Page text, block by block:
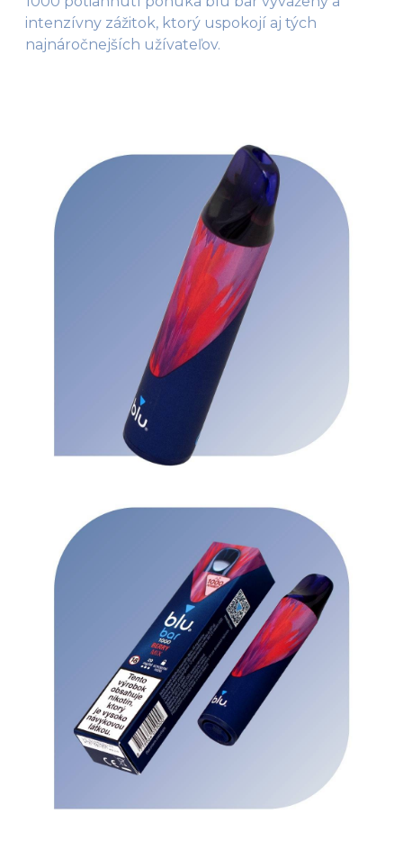
intenzívny zážitok, ktorý uspokojí aj tých
najnáročnejších užívateľov.